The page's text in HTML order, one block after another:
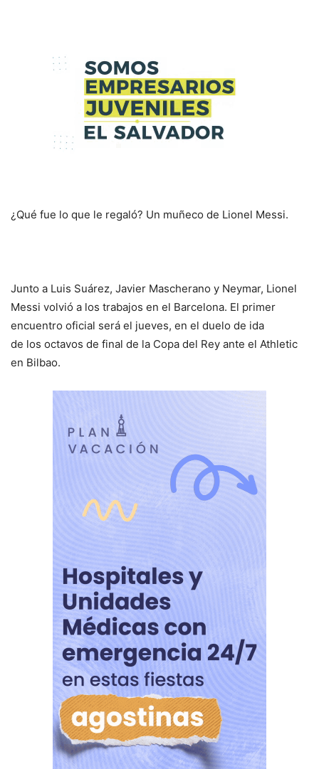
¿Qué fue lo que le regaló? Un muñeco de Lionel Messi.
Junto a Luis Suárez, Javier Mascherano y Neymar, Lionel
Messi volvió a los trabajos en el Barcelona. El primer
encuentro oficial será el jueves, en el duelo de ida
de los octavos de final de la Copa del Rey ante el Athletic
en Bilbao.